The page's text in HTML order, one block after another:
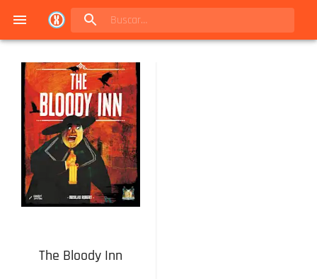
The Bloody Inn
Navigated to Juegos de mesa en Buenos Aires | Conexión Berlín - Catálogo